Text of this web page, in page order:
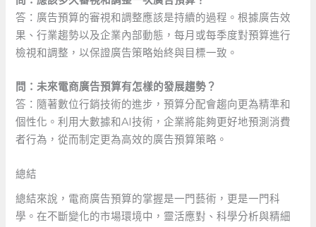
答：廣告預算的審視和調整應該是持續的過程。根據廣告效
果、行業趨勢以及企業內部動態，每月或每季度對預算進行
檢視和調整，以保證廣告策略始終與目標一致。
問：未來電商廣告預算有怎樣的發展趨勢？
答：隨著數位行銷技術的進步，預算分配會趨向更為精準和
個性化。利用大數據和AI技術，企業將能夠更好地預測消費
者行為，從而制定更為高效的廣告預算策略。
總結
總結來說，電商廣告預算的掌握是一門藝術，更是一門科
學。在不斷變化的市場環境中，靈活應對、科學分析與精細